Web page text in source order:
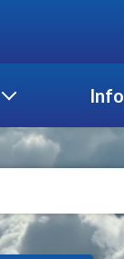
Info